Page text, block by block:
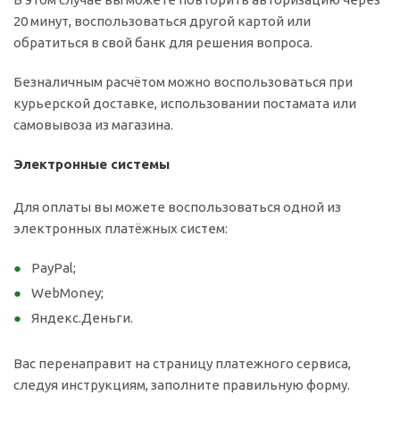
20 минут, воспользоваться другой картой или
обратиться в свой банк для решения вопроса.
Безналичным расчётом можно воспользоваться при
курьерской доставке, использовании постамата или
самовывоза из магазина.
Электронные системы
Для оплаты вы можете воспользоваться одной из
электронных платёжных систем:
PayPal;
WebMoney;
Яндекс.Деньги.
Вас перенаправит на страницу платежного сервиса,
следуя инструкциям, заполните правильную форму.